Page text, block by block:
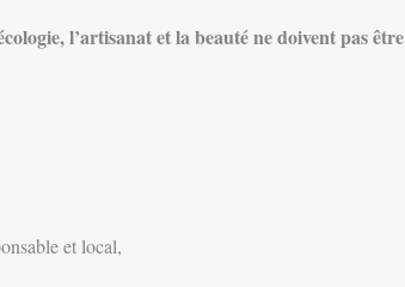
l’artisanat et la beauté ne doivent pas
et local,